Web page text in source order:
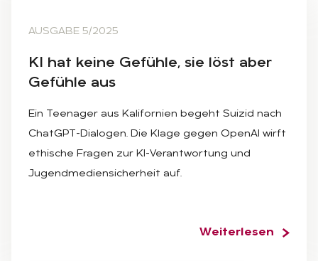
AUSGABE 5/2025
KI hat kei­ne Ge­füh­le, sie löst aber
Ge­füh­le aus
Ein Teenager aus Kalifornien begeht Suizid nach
ChatGPT-Dialogen. Die Klage gegen OpenAI wirft
ethische Fragen zur KI-Verantwortung und
Jugendmediensicherheit auf.
Weiterlesen